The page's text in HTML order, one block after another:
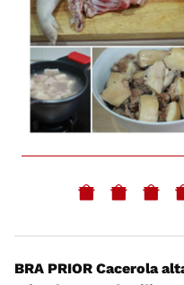
BRA PRIOR Cacerola